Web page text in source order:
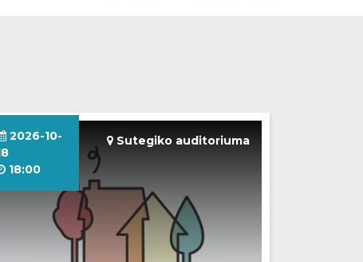
Sutegiko auditoriuma
2026-10-
18:00